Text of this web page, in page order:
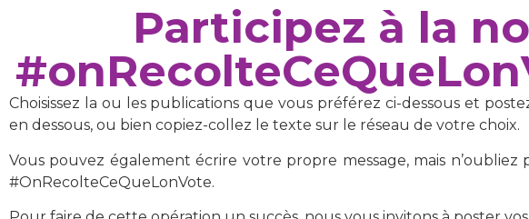
Participez à la
Choisissez la ou les publications que vous préférez ci-dessous et
en dessous, ou bien copiez-collez le texte sur le réseau de votre choix.
Vous pouvez également écrire votre propre message, mais
#OnRecolteCeQueLonVote.